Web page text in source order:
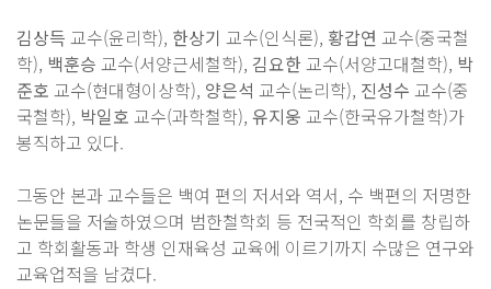
김상득 교수(윤리학), 한상기 교수(인식론), 황갑연 교수(중국철
학), 백훈승 교수(서양근세철학), 김요한 교수(서양고대철학), 박
준호 교수(현대형이상학), 양은석 교수(논리학), 진성수 교수(중
국철학), 박일호 교수(과학철학), 유지웅 교수(한국유가철학)가
봉직하고 있다.
그동안 본과 교수들은 백여 편의 저서와 역서, 수 백편의 저명한
논문들을 저술하였으며 범한철학회 등 전국적인 학회를 창립하
고 학회활동과 학생 인재육성 교육에 이르기까지 수많은 연구와
교육업적을 남겼다.